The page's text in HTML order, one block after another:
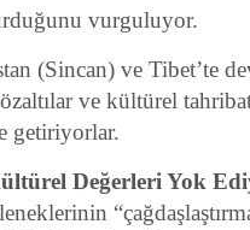
vurguluyor.
(Sincan) ve Tibet’te
ve kültürel
getiriyorlar.
Değerleri Yok